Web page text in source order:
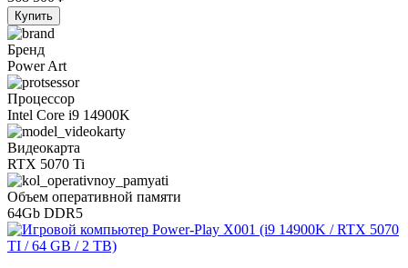
Купить
Бренд
Power Art
Процессор
Intel Core i9 14900K
Видеокарта
RTX 5070 Ti
Объем оперативной памяти
64Gb DDR5